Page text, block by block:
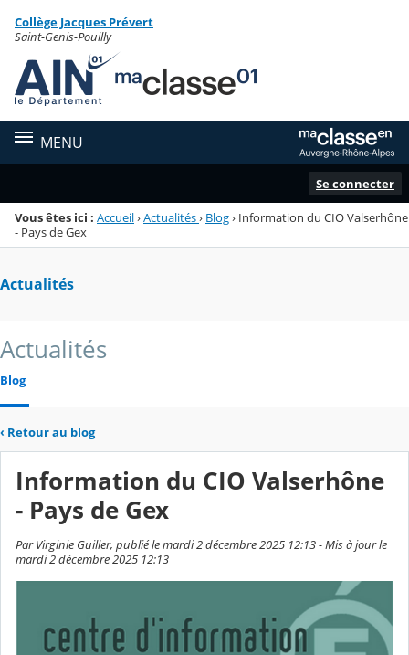
Menu de la rubrique
Contenu
Collège Jacques Prévert
Saint-Genis-Pouilly
MENU
Se connecter
Vous êtes ici : Accueil›Actualités› Blog› Information du CIO Valserhône
- Pays de Gex
Actualités
Actualités
Blog
‹ Retour au blog
Information du CIO Valserhône
- Pays de Gex
Par Virginie Guiller, publié le mardi 2 décembre 2025 12:13 - Mis à jour le
mardi 2 décembre 2025 12:13